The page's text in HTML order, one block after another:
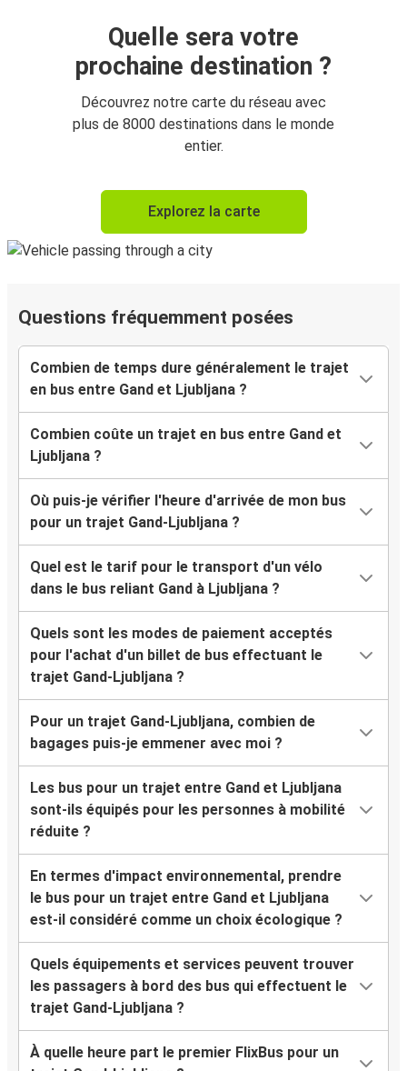
Quelle sera votre
prochaine destination ?
Découvrez notre carte du réseau avec
plus de 8000 destinations dans le monde
entier.
Explorez la carte
Questions fréquemment posées
Combien de temps dure généralement le trajet
en bus entre Gand et Ljubljana ?
Combien coûte un trajet en bus entre Gand et
Ljubljana ?
Où puis-je vérifier l'heure d'arrivée de mon bus
pour un trajet Gand-Ljubljana ?
Quel est le tarif pour le transport d'un vélo
dans le bus reliant Gand à Ljubljana ?
Quels sont les modes de paiement acceptés
pour l'achat d'un billet de bus effectuant le
trajet Gand-Ljubljana ?
Pour un trajet Gand-Ljubljana, combien de
bagages puis-je emmener avec moi ?
Les bus pour un trajet entre Gand et Ljubljana
sont-ils équipés pour les personnes à mobilité
réduite ?
En termes d'impact environnemental, prendre
le bus pour un trajet entre Gand et Ljubljana
est-il considéré comme un choix écologique ?
Quels équipements et services peuvent trouver
les passagers à bord des bus qui effectuent le
trajet Gand-Ljubljana ?
À quelle heure part le premier FlixBus pour un